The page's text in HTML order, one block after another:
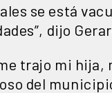
se está
dijo
trajo mi
del